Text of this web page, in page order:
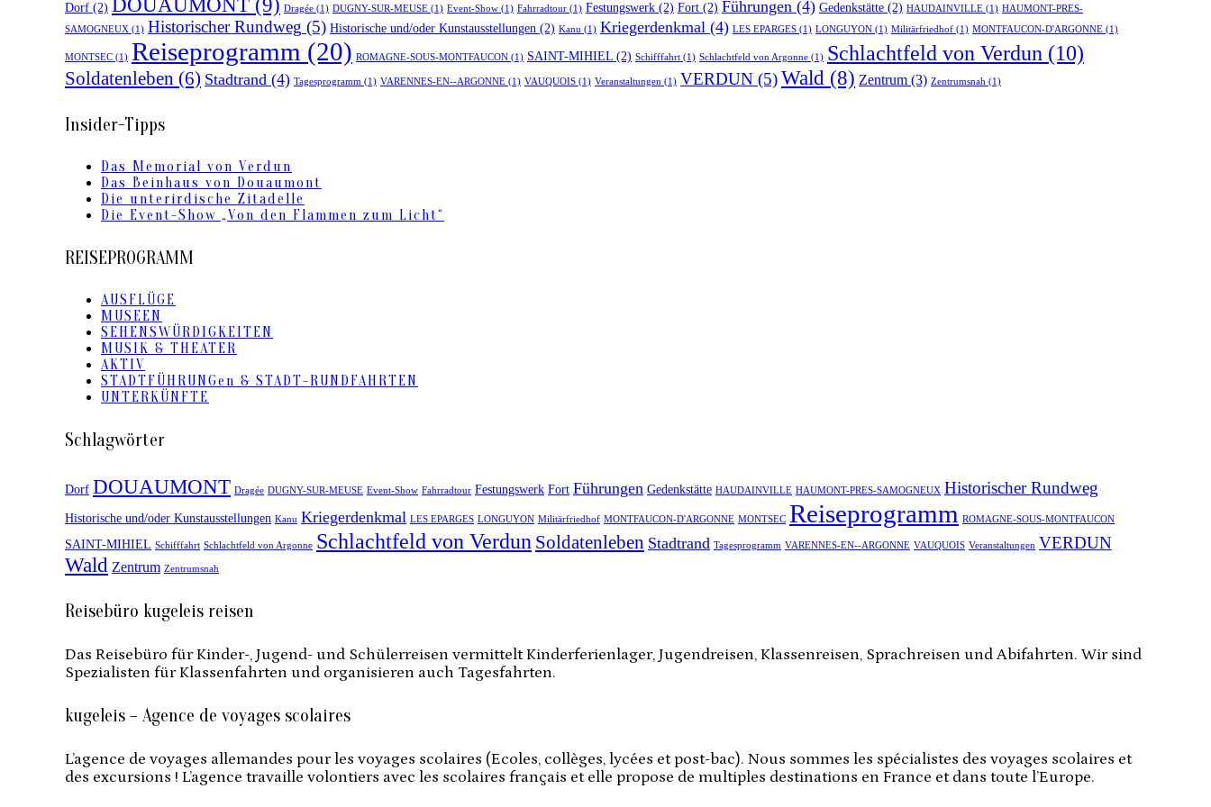
Dorf (2) Dragée (1) DUGNY-SUR-MEUSE (1) Event-Show (1) Fahrradtour (1) Festungswerk (2) Fort (2) Führungen (4) Gedenkstätte (2) HAUDAINVILLE (1) HAUMONT-PRES-
SAMOGNEUX (1) Historischer Rundweg (5) Historische und/oder Kunstausstellungen (2) Kanu (1) Kriegerdenkmal (4) LES EPARGES (1) LONGUYON (1) Militärfriedhof (1) MONTFAUCON-D'ARGONNE (1)
MONTSEC (1) Reiseprogramm (20) ROMAGNE-SOUS-MONTFAUCON (1) SAINT-MIHIEL (2) Schifffahrt (1) Schlachtfeld von Argonne (1) Schlachtfeld von Verdun (10)
Soldatenleben (6) Stadtrand (4) Tagesprogramm (1) VARENNES-EN--ARGONNE (1) VAUQUOIS (1) Veranstaltungen (1) VERDUN (5)Wald (8) Zentrum (3) Zentrumsnah (1)
Insider-Tipps
Das Memorial von Verdun
Das Beinhaus von Douaumont
Die unterirdische Zitadelle
Die Event-Show „Von den Flammen zum Licht“
REISEPROGRAMM
AUSFLÜGE
MUSEEN
SEHENSWÜRDIGKEITEN
MUSIK & THEATER
AKTIV
STADTFÜHRUNGen & STADT-RUNDFAHRTEN
UNTERKÜNFTE
Schlagwörter
Dorf DOUAUMONT Dragée DUGNY-SUR-MEUSE Event-Show Fahrradtour Festungswerk Fort Führungen Gedenkstätte HAUDAINVILLE HAUMONT-PRES-SAMOGNEUX Historischer Rundweg
Historische und/oder Kunstausstellungen Kanu Kriegerdenkmal LES EPARGES LONGUYON Militärfriedhof MONTFAUCON-D'ARGONNE MONTSEC Reiseprogramm ROMAGNE-SOUS-MONTFAUCON
SAINT-MIHIEL Schifffahrt Schlachtfeld von Argonne Schlachtfeld von Verdun Soldatenleben Stadtrand Tagesprogramm VARENNES-EN--ARGONNE VAUQUOIS Veranstaltungen VERDUN
Wald Zentrum Zentrumsnah
Reisebüro kugeleis reisen
Das Reisebüro für Kinder-, Jugend- und Schülerreisen vermittelt Kinderferienlager, Jugendreisen, Klassenreisen, Sprachreisen und Abifahrten. Wir sind
Spezialisten für Klassenfahrten und organisieren auch Tagesfahrten.
kugeleis – Agence de voyages scolaires
L’agence de voyages allemandes pour les voyages scolaires (Ecoles, collèges, lycées et post-bac). Nous sommes les spécialistes des voyages scolaires et
des excursions ! L’agence travaille volontiers avec les scolaires français et elle propose de multiples destinations en France et dans toute l’Europe.